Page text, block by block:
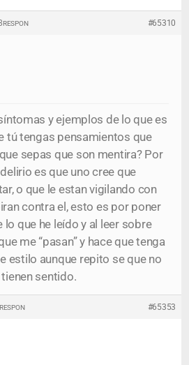
#65310
RESPON
y ejemplos de lo que es
tú tengas pensamientos que
sepas que son mentira? Por
es que uno cree que
o que le estan vigilando con
contra el, esto es por poner
que he leído y al leer sobre
me “pasan” y hace que tenga
estilo aunque repito se que no
sentido.
#65353
RESPON